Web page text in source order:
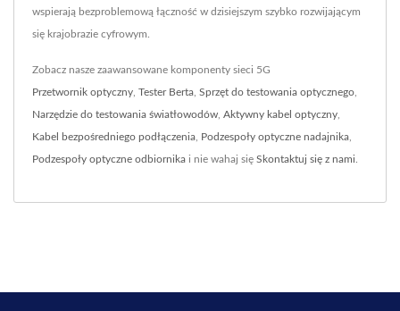
wspierają bezproblemową łączność w dzisiejszym szybko rozwijającym
się krajobrazie cyfrowym.
Zobacz nasze zaawansowane komponenty sieci 5G
Przetwornik optyczny Tester Berta Sprzęt do testowania optycznego
Narzędzie do testowania światłowodów Aktywny kabel optyczny
Kabel bezpośredniego podłączenia Podzespoły optyczne nadajnika
Podzespoły optyczne odbiornika i nie wahaj się Skontaktuj się z nami